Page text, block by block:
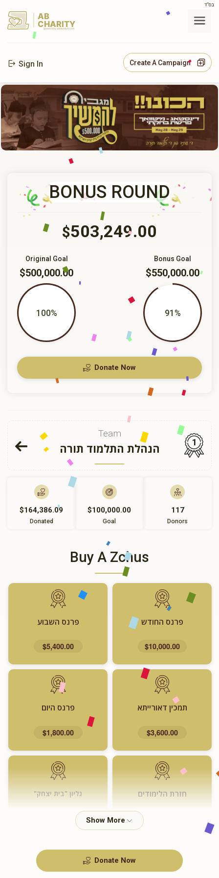
בס"ד
AB
CHARITY
powerd by ahblicklive.com
Sign In Create A Campaign
BONUS ROUND
$503,249.00
Bonus Goal
$550,000.00
91%
Original Goal
$500,000.00
100%
Donate Now
Team
הנהלת התלמוד תורה 1
$164,386.09
Donated
$100,000.00
Goal
117
Donors
Buy A Zchus
פרנס החודש
$10,000.00
פרנס השבוע
$5,400.00
תמכין דאורייתא
$3,600.00
פרנס היום
$1,800.00
חזרת הלימודים גליון "בית יצחק"
Donate Now